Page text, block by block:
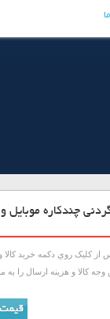
چندکاره موبایل
از کليک روي دکمه خريد
وجه کالا و هزينه ارسال را